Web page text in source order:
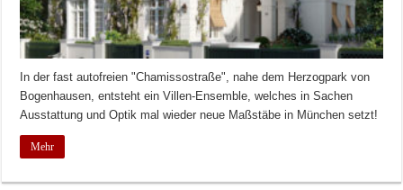
In der fast autofreien "Chamissostraße", nahe dem Herzogpark von
Bogenhausen, entsteht ein Villen-Ensemble, welches in Sachen
Ausstattung und Optik mal wieder neue Maßstäbe in München setzt!
Mehr